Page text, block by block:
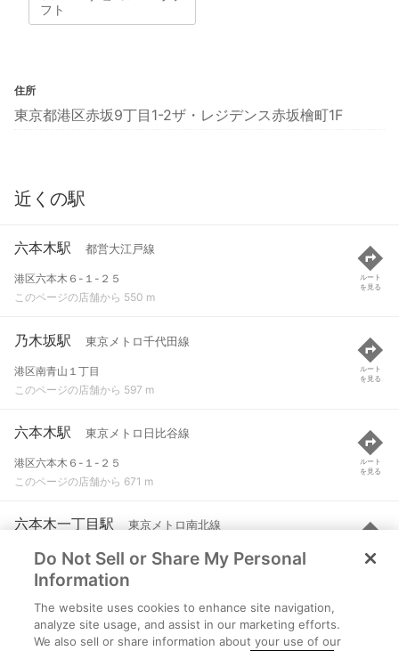
フト
住所
東京都港区赤坂9丁目1-2ザ・レジデンス赤坂檜町1F
近くの駅
六本木駅 都営大江戸線
港区六本木６-１-２５
このページの店舗から 550 m
ルート
を見る
乃木坂駅 東京メトロ千代田線
港区南青山１丁目
このページの店舗から 597 m
ルート
を見る
六本木駅 東京メトロ日比谷線
港区六本木６-１-２５
このページの店舗から 671 m
ルート
を見る
六本木一丁目駅 東京メトロ南北線
港区六本木１-４-１
このページの店舗から 712 m
ルート
を見る
赤坂駅 東京メトロ千代田線
港区赤坂５丁目
Do Not Sell or Share My Personal
Information
The website uses cookies to enhance site navigation,
analyze site usage, and assist in our marketing efforts.
We also sell or share information about your use of our